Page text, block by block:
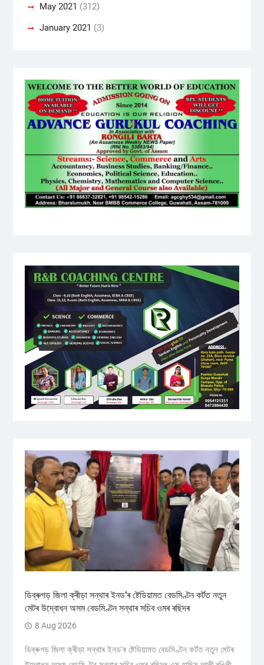
May 2021 (312)
January 2021 (3)
ডিব্ৰুগড় জিলা ক্ৰীড়া সন্থাৰ ইনড’ৰ ষ্টেডিয়ামত বেডমিণ্টন কৰ্টত নতুন
মেটৰ উদ্বোধন অসম বেডমিণ্টন সন্থাৰ সচিব ওমৰ ৰছিদৰ
8 Aug 2026
ডিব্ৰুগড় জিলা ক্ৰীড়া সন্থাৰ ইনড'ৰ ষ্টেডিয়ামত বেডমিণ্টন কৰ্টত নতুন মেটৰ